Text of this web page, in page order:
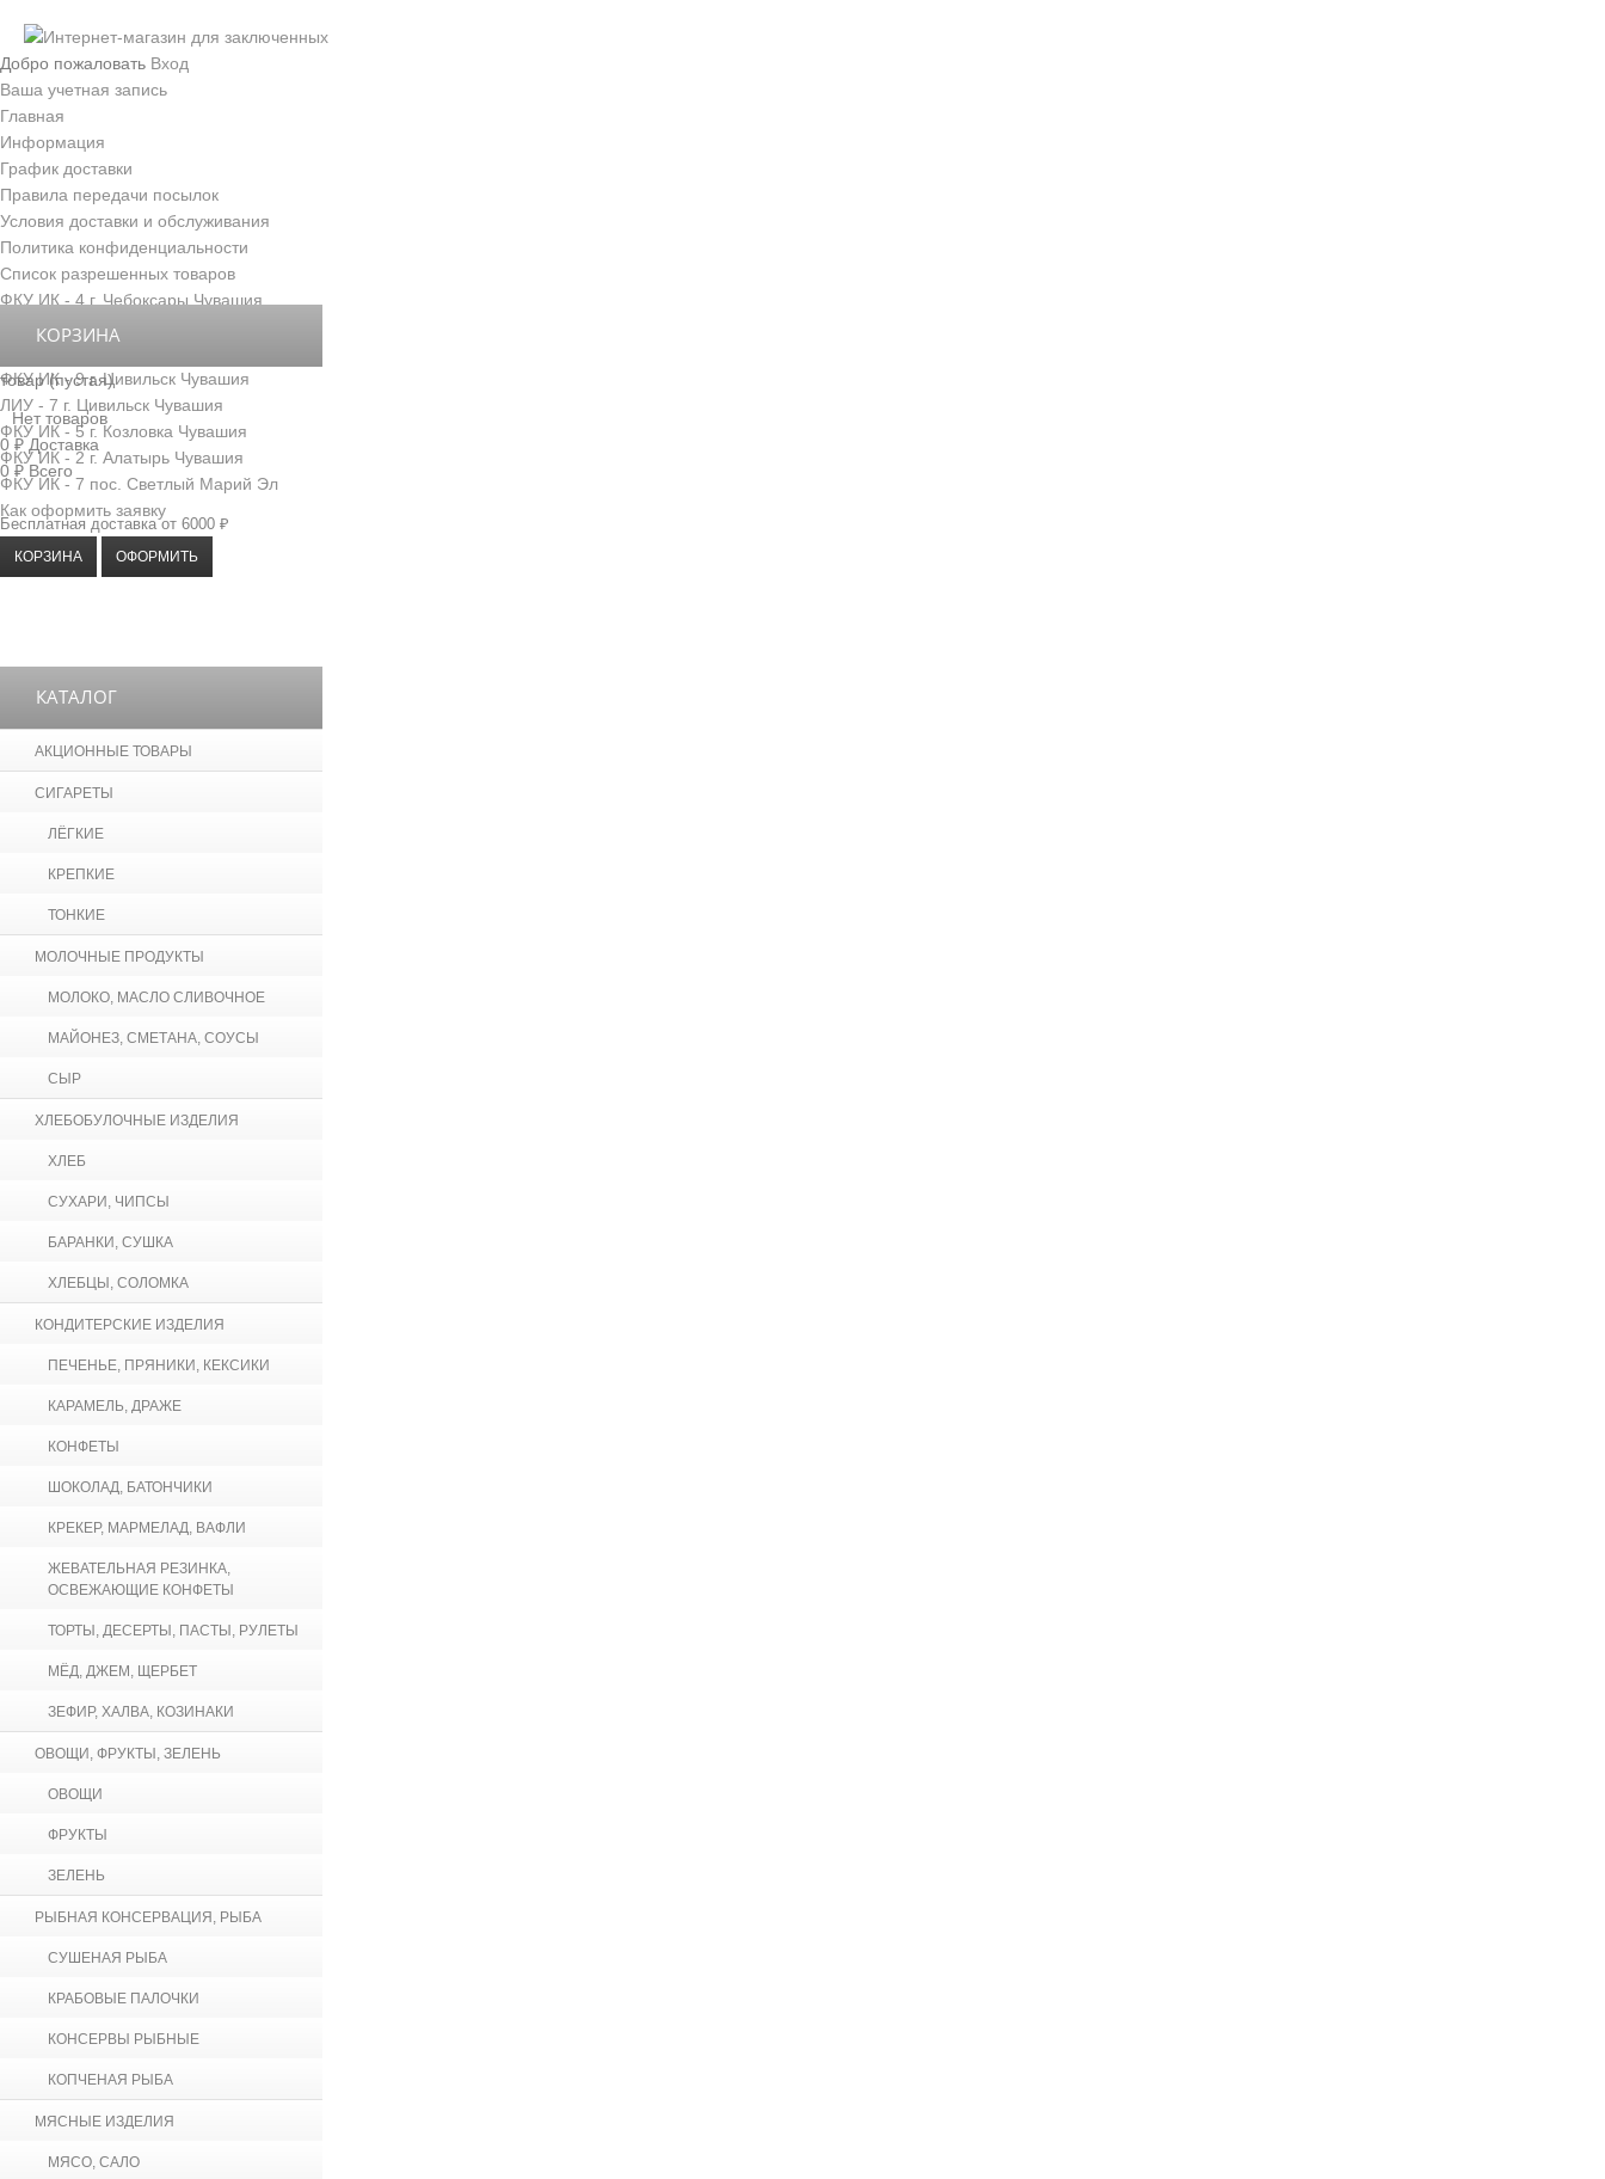
Добро пожаловать Вход
Ваша учетная запись
Главная
Информация
График доставки
Правила передачи посылок
Условия доставки и обслуживания
Политика конфиденциальности
Список разрешенных товаров
ФКУ ИК - 4 г. Чебоксары Чувашия
ФКУ ИК - 3 г. Новочебоксарск Чувашия
ФКУ ИК - 9 г. Цивильск Чувашия
ЛИУ - 7 г. Цивильск Чувашия
ФКУ ИК - 5 г. Козловка Чувашия
ФКУ ИК - 2 г. Алатырь Чувашия
ФКУ ИК - 7 пос. Светлый Марий Эл
Как оформить заявку
КОРЗИНА
товар (пустая)
Нет товаров
0 ₽ Доставка
0 ₽ Всего
Бесплатная доставка от 6000 ₽
КОРЗИНА ОФОРМИТЬ
КАТАЛОГ
АКЦИОННЫЕ ТОВАРЫ
СИГАРЕТЫ
ЛЁГКИЕ
КРЕПКИЕ
ТОНКИЕ
МОЛОЧНЫЕ ПРОДУКТЫ
МОЛОКО, МАСЛО СЛИВОЧНОЕ
МАЙОНЕЗ, СМЕТАНА, СОУСЫ
СЫР
ХЛЕБОБУЛОЧНЫЕ ИЗДЕЛИЯ
ХЛЕБ
СУХАРИ, ЧИПСЫ
БАРАНКИ, СУШКА
ХЛЕБЦЫ, СОЛОМКА
КОНДИТЕРСКИЕ ИЗДЕЛИЯ
ПЕЧЕНЬЕ, ПРЯНИКИ, КЕКСИКИ
КАРАМЕЛЬ, ДРАЖЕ
КОНФЕТЫ
ШОКОЛАД, БАТОНЧИКИ
КРЕКЕР, МАРМЕЛАД, ВАФЛИ
ЖЕВАТЕЛЬНАЯ РЕЗИНКА,
ОСВЕЖАЮЩИЕ КОНФЕТЫ
ТОРТЫ, ДЕСЕРТЫ, ПАСТЫ, РУЛЕТЫ
МЁД, ДЖЕМ, ЩЕРБЕТ
ЗЕФИР, ХАЛВА, КОЗИНАКИ
ОВОЩИ, ФРУКТЫ, ЗЕЛЕНЬ
ОВОЩИ
ФРУКТЫ
ЗЕЛЕНЬ
РЫБНАЯ КОНСЕРВАЦИЯ, РЫБА
СУШЕНАЯ РЫБА
КРАБОВЫЕ ПАЛОЧКИ
КОНСЕРВЫ РЫБНЫЕ
КОПЧЕНАЯ РЫБА
МЯСНЫЕ ИЗДЕЛИЯ
МЯСО, САЛО